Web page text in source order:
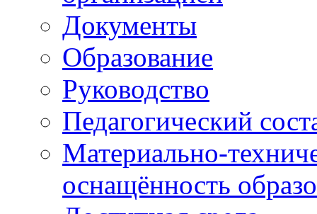
Документы
Образование
Руководство
Педагогический
Материально-
оснащённость